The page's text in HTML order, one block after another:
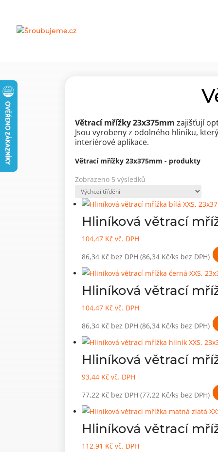
Větrací mřížky 23x375mm zajišťují
Jsou vyrobeny z odolného hliníku,
interiérové aplikace.
Větrací mřížky 23x375mm - produkty
Zobrazeno 5 výsledků
Hliníková větrací
104,47 Kč vč. DPH
86,34 Kč bez DPH (86,34 Kč/ks bez DPH)
Hliníková větrací
104,47 Kč vč. DPH
86,34 Kč bez DPH (86,34 Kč/ks bez DPH)
Hliníková větrací
93,44 Kč vč. DPH
77,22 Kč bez DPH (77,22 Kč/ks bez DPH)
Hliníková větrací
112,91 Kč vč. DPH